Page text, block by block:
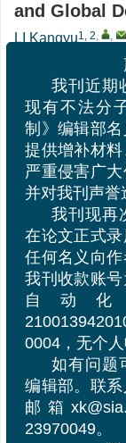
and Global
LI Kangyu1, 2, ,
China
Group,
2.
Machinery
100037, China
3.
Beijing
摘要
HTML全文
0. 引言
1. 相关工作
2. 方法
3. 实验
4. 结论
我刊近期
现有不法分
制》编辑部名
提供增补材料
严重侵害广大
并对我刊声誉
我刊现再
在论文正式录
任何名义向作
我刊收款账号
自动化
0004，无个
如有问题
编辑部。联系
邮箱